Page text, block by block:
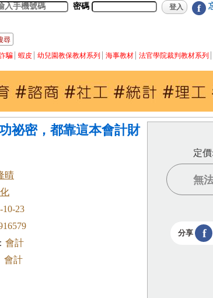
密碼 f
尋
騙
蝦皮 幼兒園教保教材系列 海事教材 法官學院裁判教材系列
祕密，都靠這本會計財
晴
10-23
會計
會計
定價
無
分享 f